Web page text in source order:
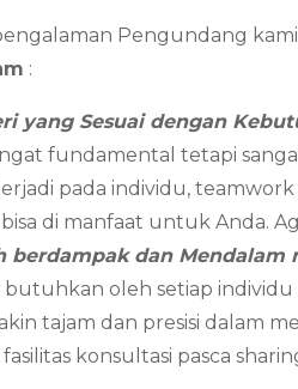
Pengundang
:
yang Sesuai dengan
fundamental tetapi
pada individu,
di manfaat untuk Anda.
berdampak dan
butuhkan oleh setiap
tajam dan presisi dalam
konsultasi pasca